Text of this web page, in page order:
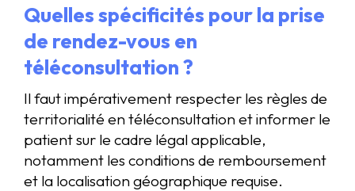
Quelles spécificités pour la prise
de rendez-vous en
téléconsultation ?
Il faut impérativement respecter les règles de
territorialité en téléconsultation et informer le
patient sur le cadre légal applicable,
notamment les conditions de remboursement
et la localisation géographique requise.